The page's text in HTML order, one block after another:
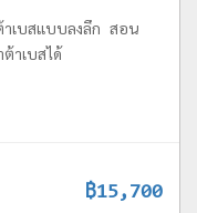
าเบสแบบลงลึก สอน
าเบสได้
฿15,700